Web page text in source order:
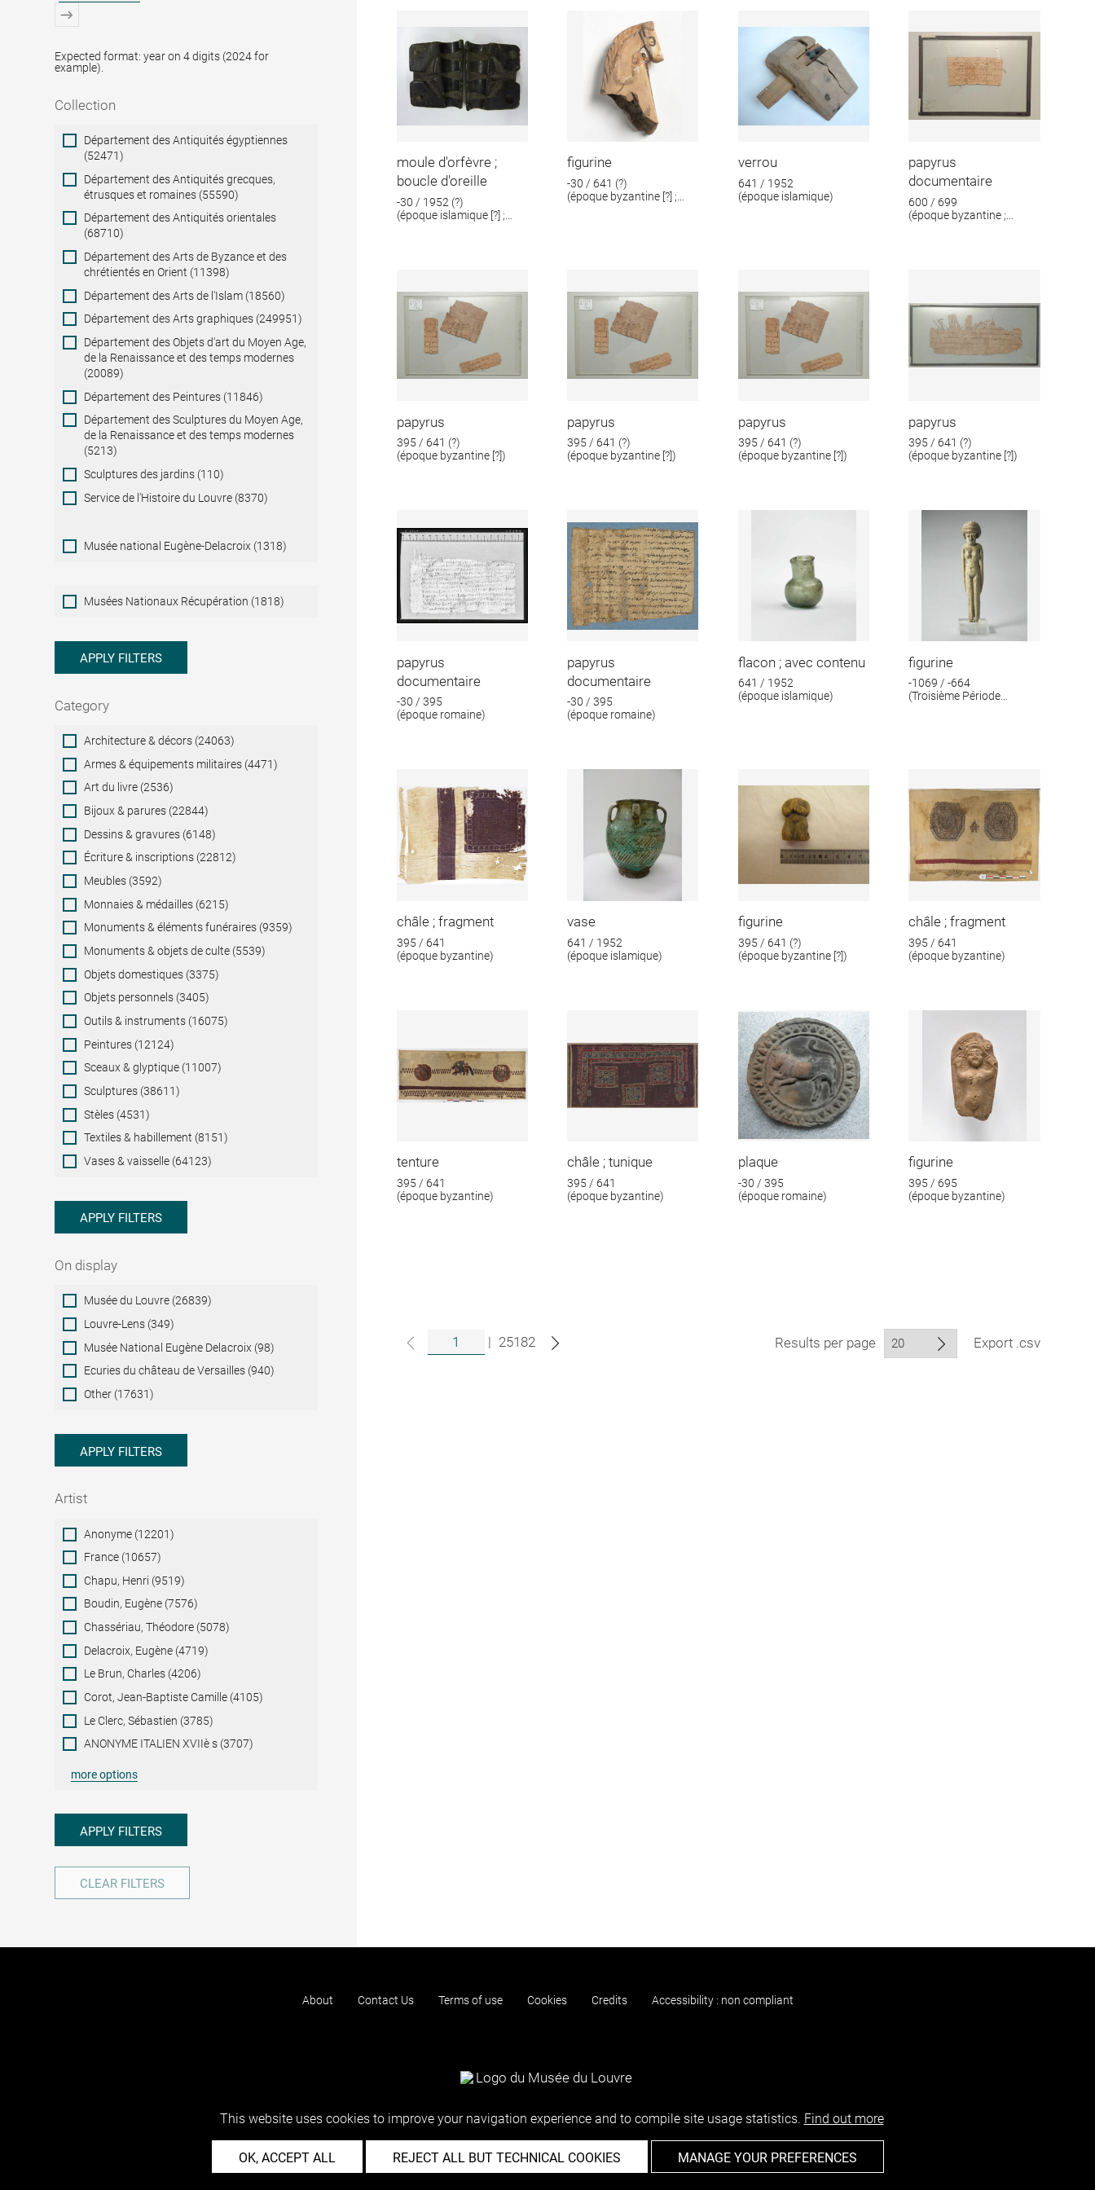
Expected format: year on 4 digits (2024 for
example).
Collection
Collection
Département des Antiquités égyptiennes
(52471)
Département des Antiquités grecques,
étrusques et romaines (55590)
Département des Antiquités orientales
(68710)
Département des Arts de Byzance et des
chrétientés en Orient (11398)
Département des Arts de l'Islam (18560)
Département des Arts graphiques (249951)
Département des Objets d'art du Moyen Age,
de la Renaissance et des temps modernes
(20089)
Département des Peintures (11846)
Département des Sculptures du Moyen Age,
de la Renaissance et des temps modernes
(5213)
Sculptures des jardins (110)
Service de l'Histoire du Louvre (8370)
Musée national Eugène-Delacroix (1318)
Musées
Nationaux
Musées Nationaux Récupération (1818)
APPLY FILTERS
Category
Category
Architecture & décors (24063)
Armes & équipements militaires (4471)
Art du livre (2536)
Bijoux & parures (22844)
Dessins & gravures (6148)
Écriture & inscriptions (22812)
Meubles (3592)
Monnaies & médailles (6215)
Monuments & éléments funéraires (9359)
Monuments & objets de culte (5539)
Objets domestiques (3375)
Objets personnels (3405)
Outils & instruments (16075)
Peintures (12124)
Sceaux & glyptique (11007)
Sculptures (38611)
Stèles (4531)
Textiles & habillement (8151)
Vases & vaisselle (64123)
APPLY FILTERS
On display
On
display
Musée du Louvre (26839)
Louvre-Lens (349)
Musée National Eugène Delacroix (98)
Ecuries du château de Versailles (940)
Other (17631)
APPLY FILTERS
Artist
ArtistAnonyme (12201)
France (10657)
Chapu, Henri (9519)
Boudin, Eugène (7576)
Chassériau, Théodore (5078)
Delacroix, Eugène (4719)
Le Brun, Charles (4206)
Corot, Jean-Baptiste Camille (4105)
Le Clerc, Sébastien (3785)
ANONYME ITALIEN XVIIè s (3707)
more options
APPLY FILTERS
CLEAR FILTERS
moule d'orfèvre ;
boucle d'oreille
-30 / 1952 (?)
(époque islamique [?] ;
figurine
-30 / 641 (?)
(époque byzantine [?] ;
verrou
641 / 1952
(époque islamique)
papyrus
documentaire
600 / 699
(époque byzantine ;
papyrus
395 / 641 (?)
(époque byzantine [?])
papyrus
395 / 641 (?)
(époque byzantine [?])
papyrus
395 / 641 (?)
(époque byzantine [?])
papyrus
395 / 641 (?)
(époque byzantine [?])
papyrus
documentaire
-30 / 395
(époque romaine)
papyrus
documentaire
-30 / 395
(époque romaine)
flacon ; avec contenu
641 / 1952
(époque islamique)
figurine
-1069 / -664
(Troisième Période
châle ; fragment
395 / 641
(époque byzantine)
vase
641 / 1952
(époque islamique)
figurine
395 / 641 (?)
(époque byzantine [?])
châle ; fragment
395 / 641
(époque byzantine)
tenture
395 / 641
(époque byzantine)
châle ; tunique
395 / 641
(époque byzantine)
plaque
-30 / 395
(époque romaine)
figurine
395 / 695
(époque byzantine)
| 25182 Results per page Export .csv
About Contact Us Terms of use Cookies Credits Accessibility : non compliant
This website uses cookies to improve your navigation experience and to compile site usage statistics. Find out more
OK, ACCEPT ALL REJECT ALL BUT TECHNICAL COOKIES MANAGE YOUR PREFERENCES